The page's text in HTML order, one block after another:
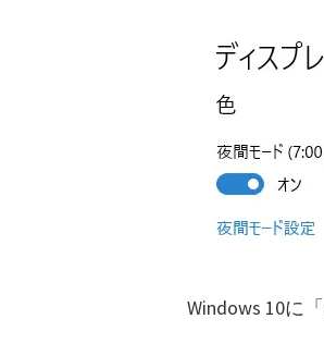
Windows 10に「